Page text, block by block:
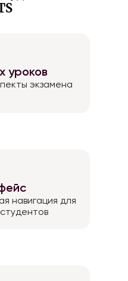
уроков
экзамена
навигация для